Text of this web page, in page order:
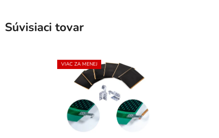
Súvisiaci tovar
VIAC ZA MENEJ